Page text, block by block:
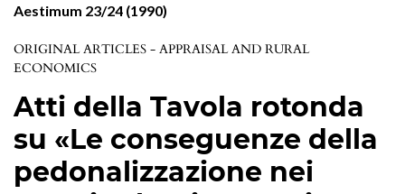
Aestimum 23/24 (1990)
ORIGINAL ARTICLES - APPRAISAL AND RURAL
ECONOMICS
Atti della Tavola rotonda
su «Le conseguenze della
pedonalizzazione nei